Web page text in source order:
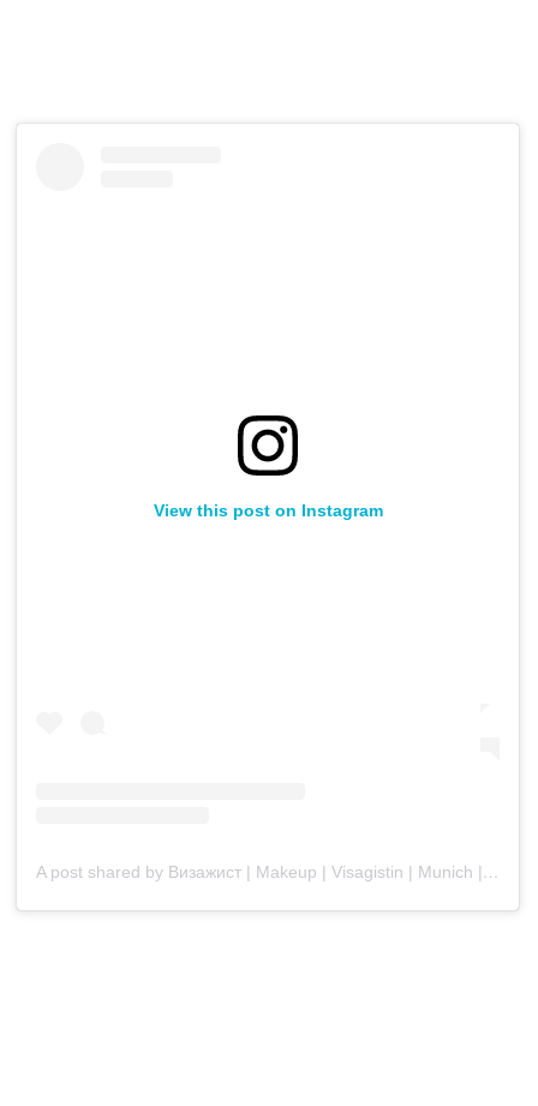
View this post on Instagram
A post shared by Визажист | Makeup | Visagistin | Munich | München | Blogger (@helga.mua.makeup)